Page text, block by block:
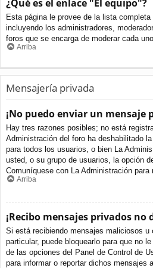
¿Qué es el enlace "El equipo"?
Esta página le provee de la lista
incluyendo los administradores,
foros que se encarga de moderar cada
Arriba
Mensajería privada
¡No puedo enviar un mensaje
Hay tres razones posibles; no está
Administración del foro ha deshabilitado
para todos los usuarios, o bien La
usted, o su grupo de usuarios, la opción
Comuníquese con La Administración para
Arriba
¡Recibo mensajes privados no
Si está recibiendo mensajes maliciosos u
particular, puede bloquearlo para que no
de las opciones del Panel de Control de
para informar o reportar dichos mensajes